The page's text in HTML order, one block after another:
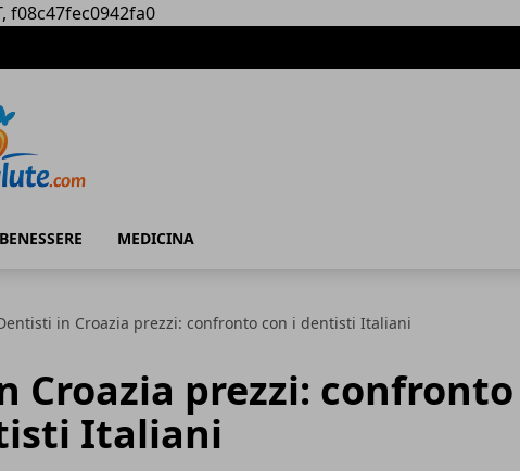
f08c47fec0942fa0
BENESSERE MEDICINA
in Croazia prezzi: confronto con i dentisti Italiani
Croazia prezzi: confronto
Italiani